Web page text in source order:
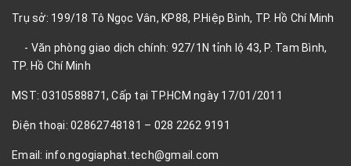
Trụ sở: 199/18 Tô Ngọc Vân, KP88, P.Hiệp Bình, TP. Hồ Chí Minh
- Văn phòng giao dịch chính: 927/1N tỉnh lộ 43, P. Tam Bình,
TP. Hồ Chí Minh
MST: 0310588871, Cấp tại TP.HCM ngày 17/01/2011
Điện thoại: 02862748181 – 028 2262 9191
Email: info.ngogiaphat.tech@gmail.com